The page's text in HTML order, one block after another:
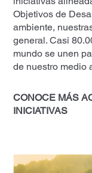
Objetivos de
ambiente,
general. Casi
mundo se unen
de nuestro medio
CONOCE MÁS
INICIATIVAS